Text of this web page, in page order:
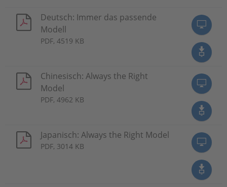
Deutsch: Immer das passende
Modell
PDF, 4519 KB
Chinesisch: Always the Right
Model
PDF, 4962 KB
Japanisch: Always the Right Model
PDF, 3014 KB